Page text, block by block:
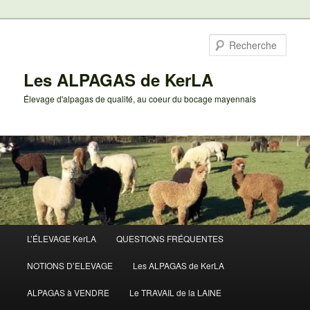
Les ALPAGAS de KerLA
Élevage d'alpagas de qualité, au coeur du bocage mayennais
principal
L’ÉLEVAGE KerLA QUESTIONS FRÉQUENTES
NOTIONS D’ELEVAGE Les ALPAGAS de KerLA
ALPAGAS à VENDRE Le TRAVAIL de la LAINE